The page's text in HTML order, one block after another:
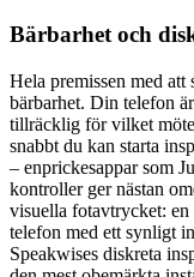
Bärbarhet och
Hela premissen med
bärbarhet. Din telefon
tillräcklig för vilket
snabbt du kan starta
– enprickesappar som
kontroller ger nästan
visuella fotavtrycket: en
telefon med ett synligt
Speakwises diskreta